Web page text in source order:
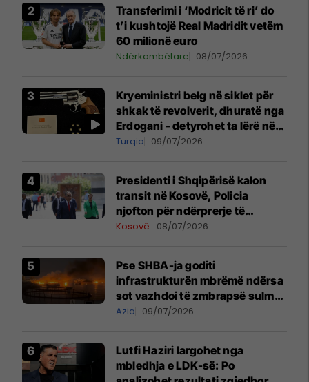
Transferimi i ‘Modricit të ri’ do
t’i kushtojë Real Madridit vetëm
60 milionë euro
Ndërkombëtare 08/07/2026
Kryeministri belg në siklet për
shkak të revolverit, dhuratë nga
Erdogani - detyrohet ta lërë në
një bazë ushtarake
Turqia 09/07/2026
Presidenti i Shqipërisë kalon
transit në Kosovë, Policia
njofton për ndërprerje të
përkohshme të trafikut
Kosovë 08/07/2026
Pse SHBA-ja goditi
infrastrukturën mbrëmë ndërsa
sot vazhdoi të zmbrapsë sulmet
iraniane
Azia 09/07/2026
Lutfi Haziri largohet nga
mbledhja e LDK-së: Po